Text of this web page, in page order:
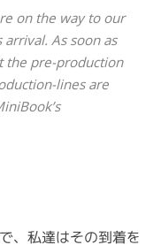
on the way to our
As soon as
the pre-production
lines are
、私達はその到着を